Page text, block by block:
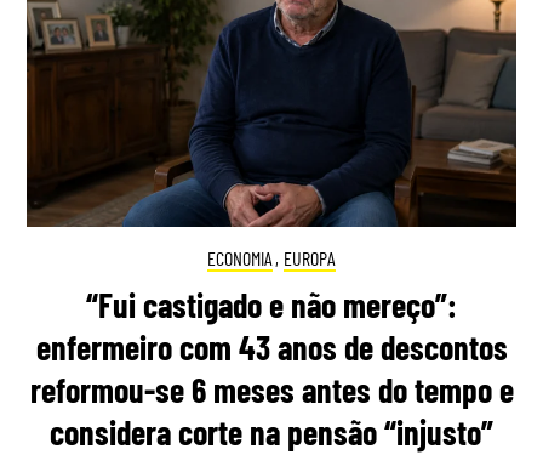
ECONOMIA , EUROPA
“Fui castigado e não mereço”:
enfermeiro com 43 anos de descontos
reformou-se 6 meses antes do tempo e
considera corte na pensão “injusto”